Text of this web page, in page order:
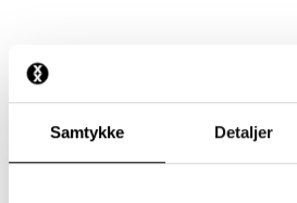
Samtykke Detaljer